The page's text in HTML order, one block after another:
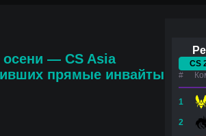
осени — CS Asia
прямые инвайты
CS
#
1
2